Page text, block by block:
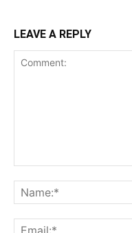
LEAVE A REPLY